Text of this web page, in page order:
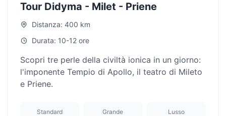
Tour Didyma - Milet - Priene
Distanza: 400 km
Durata: 10-12 ore
Scopri tre perle della civiltà ionica in un giorno:
l'imponente Tempio di Apollo, il teatro di Mileto
e Priene.
Standard Grande Lusso